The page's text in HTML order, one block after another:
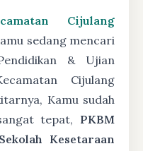
Cijulang
sedang mencari
& Ujian
Cijulang
Kamu sudah
tepat, PKBM
Sekolah Kesetaraan